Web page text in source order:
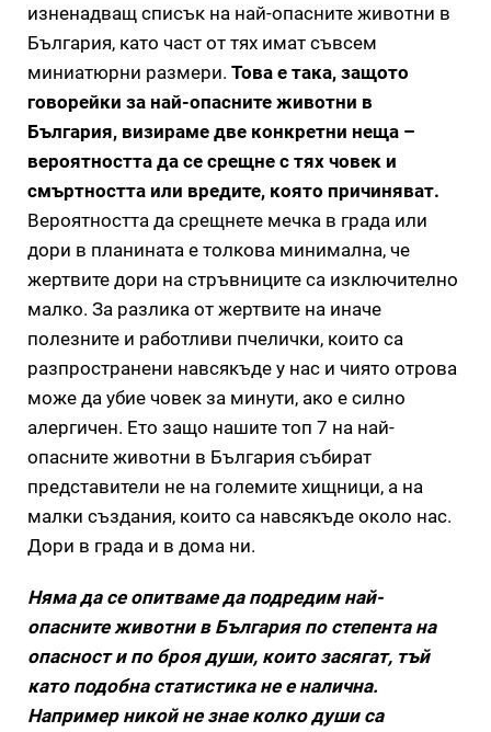
изненадващ списък на най-опасните животни в
България, като част от тях имат съвсем
миниатюрни размери. Това е така, защото
говорейки за най-опасните животни в
България, визираме две конкретни неща –
вероятността да се срещне с тях човек и
смъртността или вредите, която причиняват.
Вероятността да срещнете мечка в града или
дори в планината е толкова минимална, че
жертвите дори на стръвниците са изключително
малко. За разлика от жертвите на иначе
полезните и работливи пчелички, които са
разпространени навсякъде у нас и чиято отрова
може да убие човек за минути, ако е силно
алергичен. Ето защо нашите топ 7 на най-
опасните животни в България събират
представители не на големите хищници, а на
малки създания, които са навсякъде около нас.
Дори в града и в дома ни.
Няма да се опитваме да подредим най-
опасните животни в България по степента на
опасност и по броя души, които засягат, тъй
като подобна статистика не е налична.
Например никой не знае колко души са